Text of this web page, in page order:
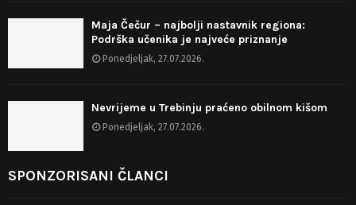
Maja Čečur – najbolji nastavnik regiona:
Podrška učenika je najveće priznanje
Ponedjeljak, 27.07.2026.
Nevrijeme u Trebinju praćeno obilnom kišom
Ponedjeljak, 27.07.2026.
SPONZORISANI ČLANCI